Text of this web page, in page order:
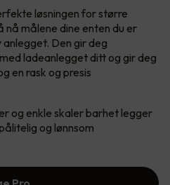
løsningen for større
nå målene dine enten du er
Den gir deg
ladeanlegget ditt og gir deg
en rask og presis
og enkle skaler barhet legger
og lønnsom